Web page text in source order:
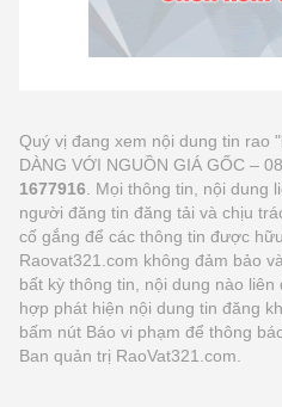
Quý vị đang xem nội dung tin rao
DÀNG VỚI NGUỒN GIÁ GỐC –
1677916 . Mọi thông tin, nội dung
người đăng tin đăng tải và chịu
cố gắng để các thông tin được
Raovat321.com không đảm bảo
bất kỳ thông tin, nội dung nào
hợp phát hiện nội dung tin đăng
bấm nút Báo vi phạm để thông
Ban quản trị RaoVat321.com.